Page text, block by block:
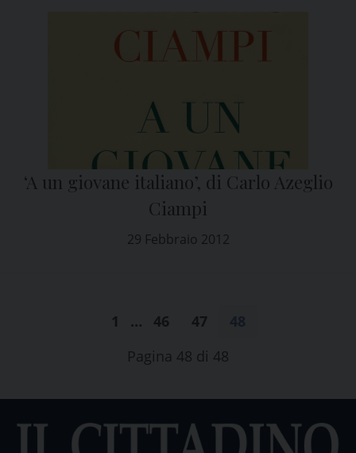
29 Febbraio 2012
‘A un giovane italiano’, di Carlo Azeglio
Ciampi
1 … 46 47
Pagina 48 di 48